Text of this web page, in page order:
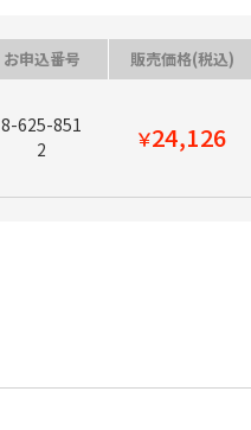
お申込番号 販売価格(税込)
8-625-851
2
￥24,126